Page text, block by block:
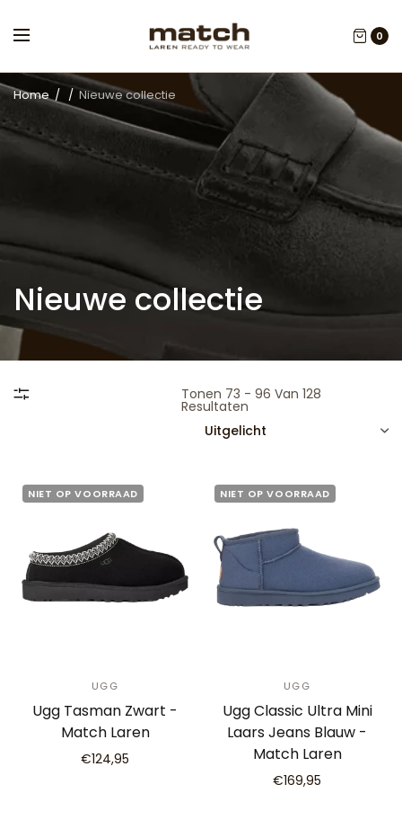
0
Home / /Nieuwe collectie
Nieuwe collectie
Tonen 73 - 96 Van 128
Resultaten
NIET OP VOORRAAD
UGG
Ugg Tasman Zwart -
Match Laren
€124,95
NIET OP VOORRAAD
UGG
Ugg Classic Ultra Mini
Laars Jeans Blauw -
Match Laren
€169,95